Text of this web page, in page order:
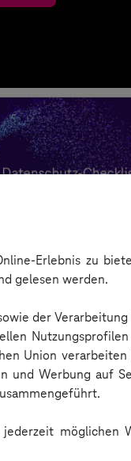
Erlebnis zu
gelesen werden.
der
Union
und Werbung auf
möglichen